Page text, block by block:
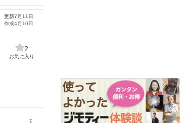
更新7月11日
作成4月10日
2
お気に入り